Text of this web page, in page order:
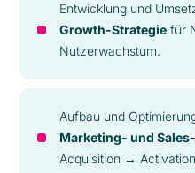
Entwicklung und
Growth-Strategie für
Nutzerwachstum.
Aufbau und
Marketing- und
Acquisition →